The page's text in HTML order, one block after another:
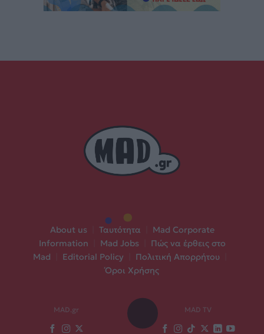
About us Ταυτότητα
Mad Corporate
Information
Mad Jobs
Πώς να έρθεις στο
Mad
Editorial Policy Πολιτική Απορρήτου
Όροι Χρήσης
MAD.gr MAD TV